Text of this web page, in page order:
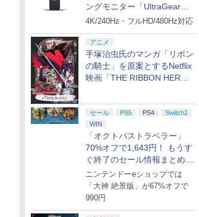
ングモニター「UltraGear
27G850A-B」がお買い得！
4K/240Hz・フルHD/480Hz対応
アニメ
手塚治虫氏のマンガ「リボン
の騎士」を原案とするNetflix
映画「THE RIBBON HERO
セール PS5 PS4
Switch2
WIN
「オクトパストラベラー」
70%オフで1,643円！ もうす
ぐ終了のセール情報まとめ
【8月8日更新】
ニンテンドーeショップでは
「大神 絶景版」が67%オフで
990円